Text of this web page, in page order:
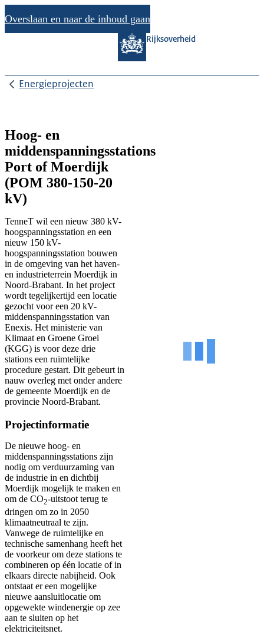
Overslaan en naar de inhoud gaan
Rijksoverheid
Energieprojecten
Hoog- en
middenspanningsstations
Port of Moerdijk
(POM 380-150-20
kV)
TenneT wil een nieuw 380 kV-
hoogspanningsstation en een
nieuw 150 kV-
hoogspanningsstation bouwen
in de omgeving van het haven-
en industrieterrein Moerdijk in
Noord-Brabant. In het project
wordt tegelijkertijd een locatie
gezocht voor een 20 kV-
middenspanningsstation van
Enexis. Het ministerie van
Klimaat en Groene Groei
(KGG) is voor deze drie
stations een ruimtelijke
procedure gestart. Dit gebeurt in
nauw overleg met onder andere
de gemeente Moerdijk en de
provincie Noord-Brabant.
Projectinformatie
De nieuwe hoog- en
middenspanningsstations zijn
nodig om verduurzaming van
de industrie in en dichtbij
Moerdijk mogelijk te maken en
om de CO2-uitstoot terug te
dringen om zo in 2050
klimaatneutraal te zijn.
Vanwege de ruimtelijke en
technische samenhang heeft het
de voorkeur om deze stations te
combineren op één locatie of in
elkaars directe nabijheid. Ook
ontstaat er een mogelijke
nieuwe aansluitlocatie om
opgewekte windenergie op zee
aan te sluiten op het
elektriciteitsnet.